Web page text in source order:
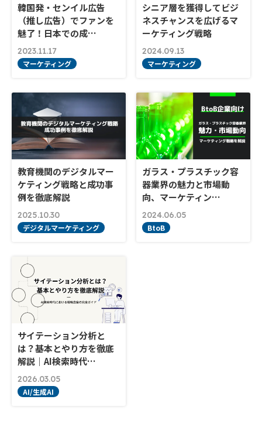
韓国発・センイル広告
（推し広告）でファンを
魅了！日本での成…
2023.11.17
マーケティング
シニア層を獲得してビジ
ネスチャンスを広げるマ
ーケティング戦略
2024.09.13
マーケティング
教育機関のデジタルマー
ケティング戦略と成功事
例を徹底解説
2025.10.30
デジタルマーケティング
ガラス・プラスチック容
器業界の魅力と市場動
向、マーケティン…
2024.06.05
BtoB
サイテーション分析と
は？基本とやり方を徹底
解説｜AI検索時代…
2026.03.05
AI/生成AI